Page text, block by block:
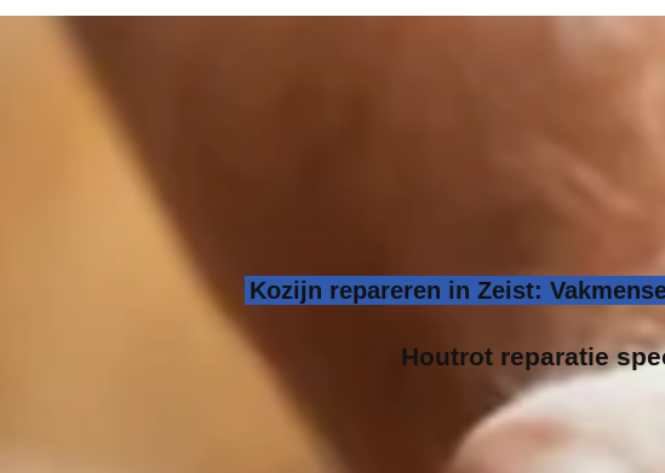
Kozijn repareren in Zeist:
Houtrot reparatie